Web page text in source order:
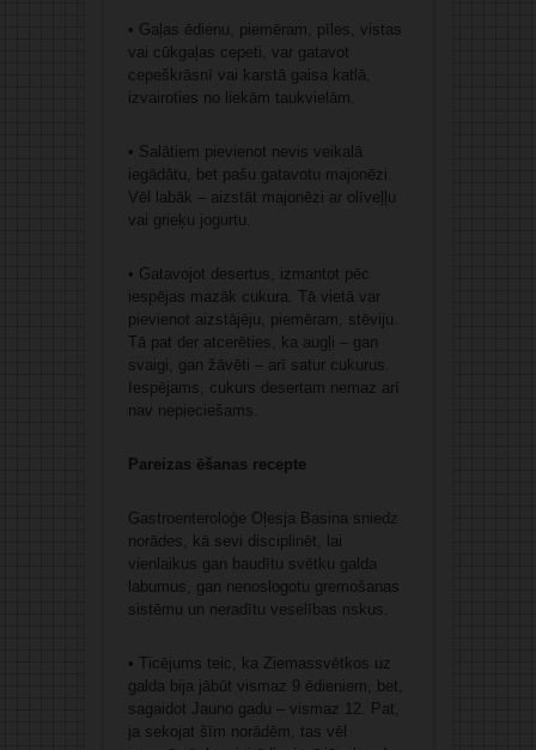
• Gaļas ēdienu, piemēram, pīles, vistas
vai cūkgaļas cepeti, var gatavot
cepeškrāsnī vai karstā gaisa katlā,
izvairoties no liekām taukvielām.
• Salātiem pievienot nevis veikalā
iegādātu, bet pašu gatavotu majonēzi.
Vēl labāk – aizstāt majonēzi ar olīveļļu
vai grieķu jogurtu.
• Gatavojot desertus, izmantot pēc
iespējas mazāk cukura. Tā vietā var
pievienot aizstājēju, piemēram, stēviju.
Tā pat der atcerēties, ka augļi – gan
svaigi, gan žāvēti – arī satur cukurus.
Iespējams, cukurs desertam nemaz arī
nav nepieciešams.
Pareizas ēšanas recepte
Gastroenteroloģe Oļesja Basina sniedz
norādes, kā sevi disciplinēt, lai
vienlaikus gan baudītu svētku galda
labumus, gan nenoslogotu gremošanas
sistēmu un neradītu veselības riskus.
• Ticējums teic, ka Ziemassvētkos uz
galda bija jābūt vismaz 9 ēdieniem, bet,
sagaidot Jauno gadu – vismaz 12. Pat,
ja sekojat šīm norādēm, tas vēl